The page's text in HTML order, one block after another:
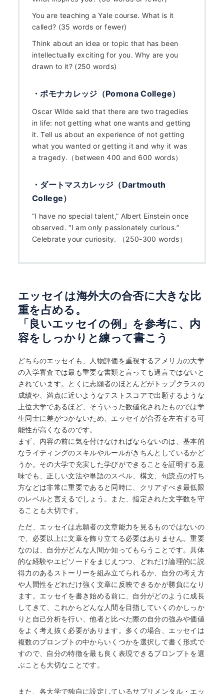
何から始める？
ブログ
おすすめ特集
EVENTS
You are teaching a Yale course. What is it
called? (35 words or fewer)
Think about an idea or topic that has been
intellectually exciting for you. Why are you
drawn to it? (250 words)
・ポモナカレッジ（Pomona College）
Oscar Wilde said that there are two tragedies
in life: not getting what one wants and getting
it. Tell us about an experience of not getting
what you wanted or getting it and why it was
a tragedy.（between 400 and 600 words）
・ダートマスカレッジ（Dartmouth
College）
“I have no special talent,” Albert Einstein once
observed. “I am only passionately curious.”
Celebrate your curiosity. （250-300 words）
エッセイは海外大の合否に大きな比
重を占める。
「良いエッセイの例」を参考に、内
容をしっかりと練って書こう
どちらのエッセイも、人物評価を重視するアメリカの大学
の入学審査では最も重要な書類と言っても過言ではないと
されています。とくに志願者のほとんどがトップクラスの
成績や、満点に近いようなテストスコアで出願するような
上位大学であるほど、そういった数値化されたものでは学
生同士に差がつかないため、エッセイが合否を左右する可
能性が高くなるのです。
まず、内容の前に気を付けなければならないのは、基本的
なライティングのスキルやルールがきちんとしているかど
うか。その大学で充実した学びができることを証明する意
味でも、正しい文法や単語のスペル、構文、句読点の打ち
方などは非常に重要であると同時に、クリアすべき最低限
のレベルと言えるでしょう。また、指定された文字数を守
ることも大切です。
ただ、エッセイは志願者の文章能力を見るものではないの
で、必要以上に文章を飾り立てる必要はありません。重要
なのは、自分がどんな人間か知ってもらうことです。具体
的な経験やエピソードをまじえつつ、どれだけ論理的に説
得力のあるストーリーを組み立てられるか、自分の考え方
や人間性をどれだけ強く文章に反映できるかが勝負になり
ます。エッセイを書き始める前に、自分がどのように成長
してきて、これからどんな人間を目指していくのかしっか
りと自己分析を行い、他者と比べた際の自分の強みや価値
をよく考え抜く必要があります。多くの場合、エッセイは
複数のプロンプトの中からいくつかを選択して書く形式で
すので、自分の特徴を最も良く表現できるプロンプトを選
ぶことも大切なことです。
また、各大学で独自に設定しているサプリメンタル・エッ